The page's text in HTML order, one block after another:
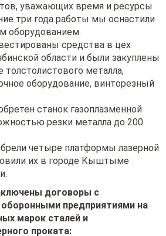
уважающих время и ресурсы
три года работы мы оснастили
оборудованием.
средства в цех
области и были закуплены
толстолистового металла,
оборудование, винторезный
станок газоплазменной
резки металла до 200
четыре платформы лазерной
их в городе Кыштыме
договоры с
предприятиями на
марок сталей и
проката: